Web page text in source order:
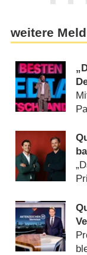
weitere